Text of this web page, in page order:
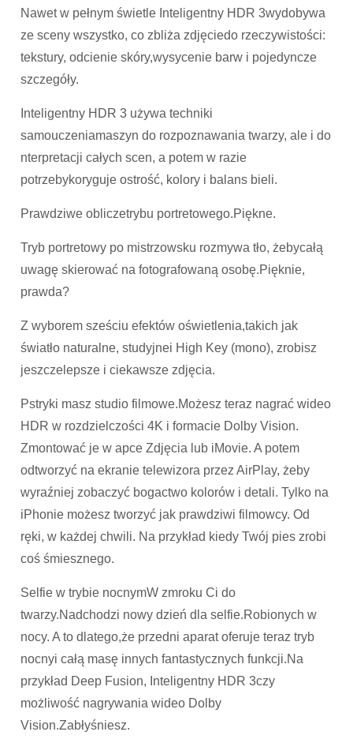
Nawet w pełnym świetle Inteligentny HDR 3wydobywa
ze sceny wszystko, co zbliża zdjęciedo rzeczywistości:
tekstury, odcienie skóry,wysycenie barw i pojedyncze
szczegóły.
Inteligentny HDR 3 używa techniki
samouczeniamaszyn do rozpozna­wania twarzy, ale i do
nterpretacji całych scen, a potem w razie
potrzebykoryguje ostrość, kolory i balans bieli.
Prawdziwe obliczetrybu portretowego.Piękne.
Tryb portretowy po mistrzowsku rozmywa tło, żebycałą
uwagę skierować na fotografowaną osobę.Pięknie,
prawda?
Z wyborem sześciu efektów oświetlenia,takich jak
światło naturalne, studyjnei High Key (mono), zrobisz
jeszczelepsze i ciekawsze zdjęcia.
Pstryki masz studio filmowe.Możesz teraz nagrać wideo
HDR w rozdzielczości 4K i formacie Dolby Vision.
Zmontować je w apce Zdjęcia lub iMovie. A potem
odtworzyć na ekranie telewizora przez AirPlay, żeby
wyraźniej zobaczyć bogactwo kolorów i detali. Tylko na
iPhonie możesz tworzyć jak prawdziwi filmowcy. Od
ręki, w każdej chwili. Na przykład kiedy Twój pies zrobi
coś śmiesznego.
Selfie w trybie nocnymW zmroku Ci do
twarzy.Nadchodzi nowy dzień dla selfie.Robionych w
nocy. A to dlatego,że przedni aparat oferuje teraz tryb
nocnyi całą masę innych fantastycznych funkcji.Na
przykład Deep Fusion, Inteligentny HDR 3czy
możliwość nagrywania wideo Dolby
Vision.Zabłyśniesz.